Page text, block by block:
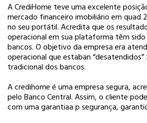
A CrediHome teve uma excelente
mercado financeiro imobiliário em quad
no seu portátil. Acredita que os
operacional em sua plataforma têm
bancos. O objetivo da empresa era
operacional que estaban
tradicional dos bancos.
A credihome é uma empresa segura,
pelo Banco Central. Assim, o cliente
com uma garantiaa p segurança,